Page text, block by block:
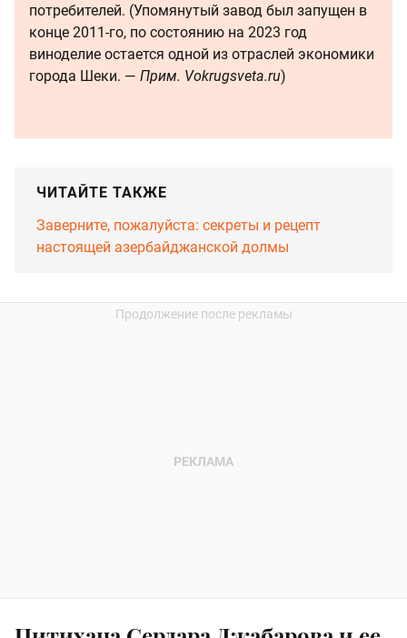
потребителей. (Упомянутый завод был запущен в
конце 2011-го, по состоянию на 2023 год
виноделие остается одной из отраслей экономики
города Шеки. — Прим. Vokrugsveta.ru)
ЧИТАЙТЕ ТАКЖЕ
Заверните, пожалуйста: секреты и рецепт
настоящей азербайджанской долмы